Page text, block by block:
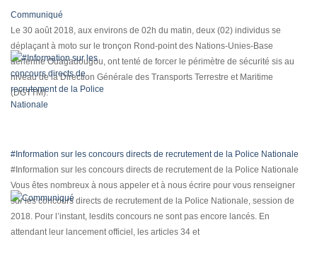
Communiqué
Le 30 août 2018, aux environs de 02h du matin, deux (02) individus se
déplaçant à moto sur le tronçon Rond-point des Nations-Unies-Base
aérienne Ouagadougou, ont tenté de forcer le périmètre de sécurité sis au
niveau de la Direction Générale des Transports Terrestre et Maritime
(DGTTM).
#Information sur les concours directs de recrutement de la Police Nationale
#Information sur les concours directs de recrutement de la Police Nationale
Vous êtes nombreux à nous appeler et à nous écrire pour vous renseigner
sur les concours directs de recrutement de la Police Nationale, session de
2018. Pour l’instant, lesdits concours ne sont pas encore lancés. En
attendant leur lancement officiel, les articles 34 et